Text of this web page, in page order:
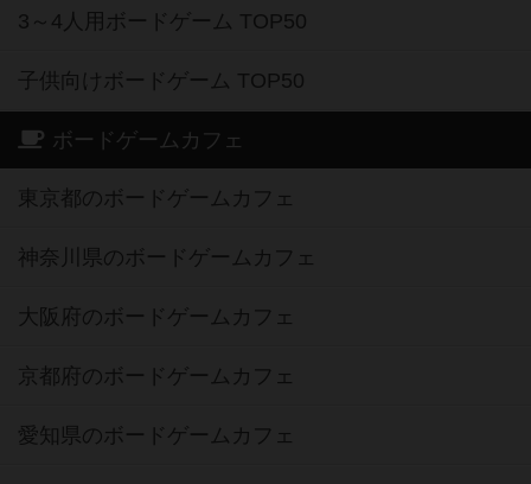
3～4人用ボードゲーム TOP50
子供向けボードゲーム TOP50
ボードゲームカフェ
東京都のボードゲームカフェ
神奈川県のボードゲームカフェ
大阪府のボードゲームカフェ
京都府のボードゲームカフェ
愛知県のボードゲームカフェ